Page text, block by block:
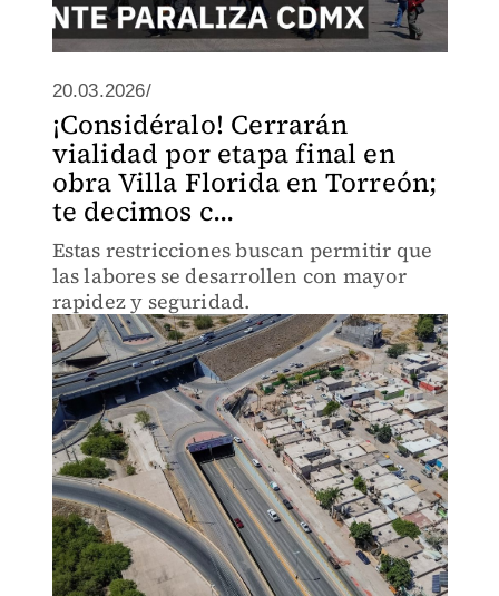
20.03.2026/
¡Considéralo! Cerrarán
vialidad por etapa final en
obra Villa Florida en Torreón;
te decimos c...
Estas restricciones buscan permitir que
las labores se desarrollen con mayor
rapidez y seguridad.